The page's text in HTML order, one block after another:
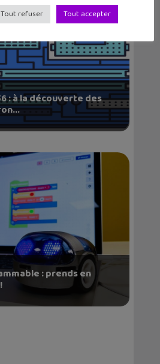
: à la découverte des
: prends en
Tout refuser Tout accepter